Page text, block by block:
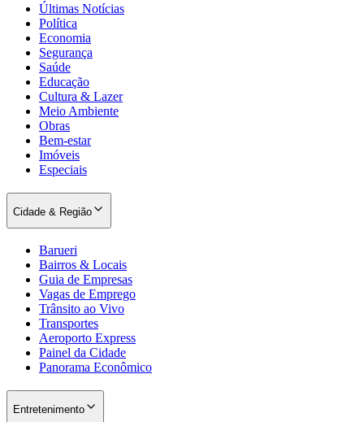
Internacional
Últimas Notícias
Política
Economia
Segurança
Saúde
Educação
Cultura & Lazer
Meio Ambiente
Obras
Bem-estar
Imóveis
Especiais
Cidade & Região
Barueri
Bairros & Locais
Guia de Empresas
Vagas de Emprego
Trânsito ao Vivo
Transportes
Aeroporto Express
Painel da Cidade
Panorama Econômico
Entretenimento